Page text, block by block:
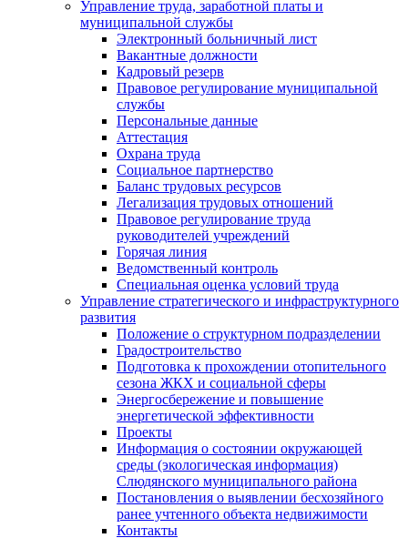
Управление труда, заработной платы и
муниципальной службы
Электронный больничный лист
Вакантные должности
Кадровый резерв
Правовое регулирование муниципальной
службы
Персональные данные
Аттестация
Охрана труда
Социальное партнерство
Баланс трудовых ресурсов
Легализация трудовых отношений
Правовое регулирование труда
руководителей учреждений
Горячая линия
Ведомственный контроль
Специальная оценка условий труда
Управление стратегического и инфраструктурного
развития
Положение о структурном подразделении
Градостроительство
Подготовка к прохождении отопительного
сезона ЖКХ и социальной сферы
Энергосбережение и повышение
энергетической эффективности
Проекты
Информация о состоянии окружающей
среды (экологическая информация)
Слюдянского муниципального района
Постановления о выявлении бесхозяйного
ранее учтенного объекта недвижимости
Контакты